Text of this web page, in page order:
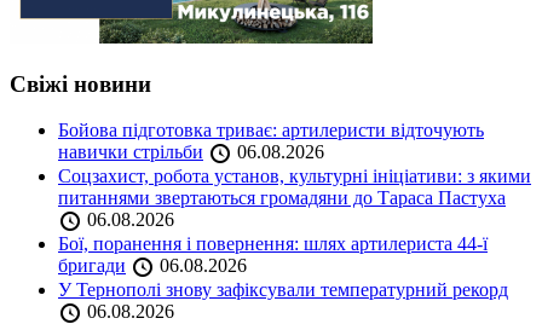
Свіжі новини
Бойова підготовка триває: артилеристи відточують
навички стрільби
06.08.2026
Соцзахист, робота установ, культурні ініціативи: з якими
питаннями звертаються громадяни до Тараса Пастуха
06.08.2026
Бої, поранення і повернення: шлях артилериста 44-ї
бригади
06.08.2026
У Тернополі знову зафіксували температурний рекорд
06.08.2026